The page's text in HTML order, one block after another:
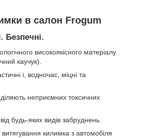
в салон Frogum
Безпечні.
високоякісного матеріалу
каучук).
і, водночас, міцні та
неприємних токсичних
будь-яких видів забруднень.
килимка з автомобіля